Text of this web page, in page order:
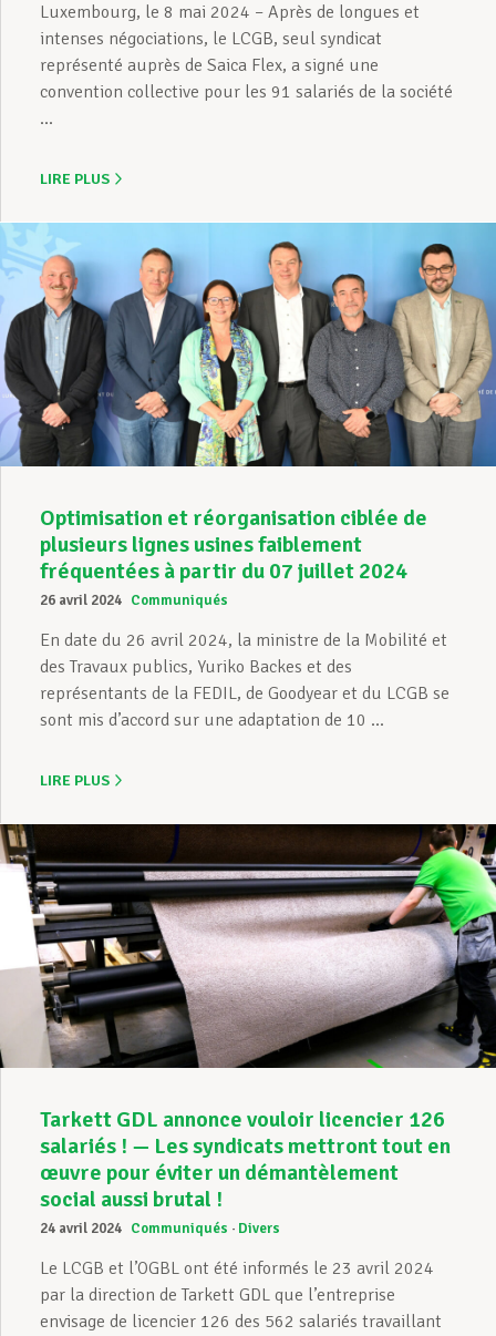
Actualités
Luxembourg, le 8 mai 2024 – Après de longues et
intenses négociations, le LCGB, seul syndicat
représenté auprès de Saica Flex, a signé une
convention collective pour les 91 salariés de la société
...
LIRE PLUS
Optimisation et réorganisation ciblée de
plusieurs lignes usines faiblement
fréquentées à partir du 07 juillet 2024
26 avril 2024 Communiqués
En date du 26 avril 2024, la ministre de la Mobilité et
des Travaux publics, Yuriko Backes et des
représentants de la FEDIL, de Goodyear et du LCGB se
sont mis d’accord sur une adaptation de 10 ...
LIRE PLUS
Tarkett GDL annonce vouloir licencier 126
salariés ! — Les syndicats mettront tout en
œuvre pour éviter un démantèlement
social aussi brutal !
24 avril 2024 Communiqués Divers
Le LCGB et l’OGBL ont été informés le 23 avril 2024
par la direction de Tarkett GDL que l’entreprise
envisage de licencier 126 des 562 salariés travaillant